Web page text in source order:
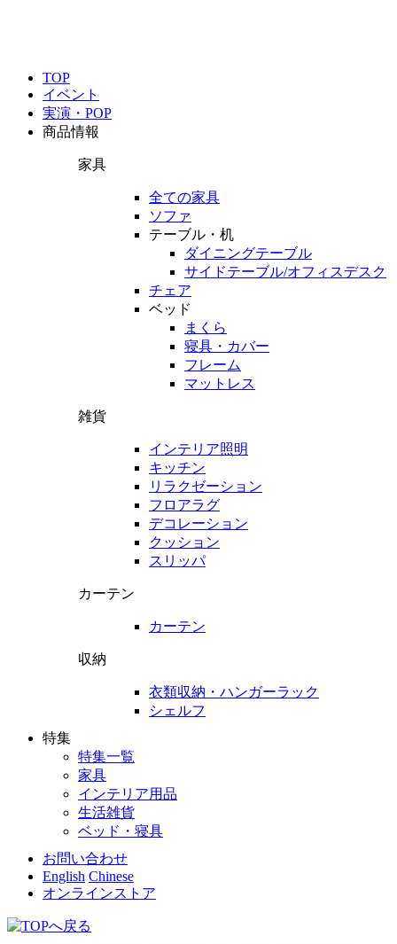
TOP
イベント
実演・POP
商品情報
家具
全ての家具
ソファ
テーブル・机
ダイニングテーブル
サイドテーブル/オフィスデスク
チェア
ベッド
まくら
寝具・カバー
フレーム
マットレス
雑貨
インテリア照明
キッチン
リラクゼーション
フロアラグ
デコレーション
クッション
スリッパ
カーテン
カーテン
収納
衣類収納・ハンガーラック
シェルフ
特集
特集一覧
家具
インテリア用品
生活雑貨
ベッド・寝具
お問い合わせ
English Chinese
オンラインストア